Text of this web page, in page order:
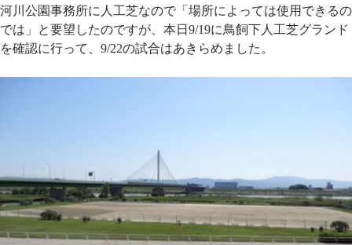
河川公園事務所に人工芝なので「場所によっては使用できるの
では」と要望したのですが、本日9/19に鳥飼下人工芝グランド
を確認に行って、9/22の試合はあきらめました。